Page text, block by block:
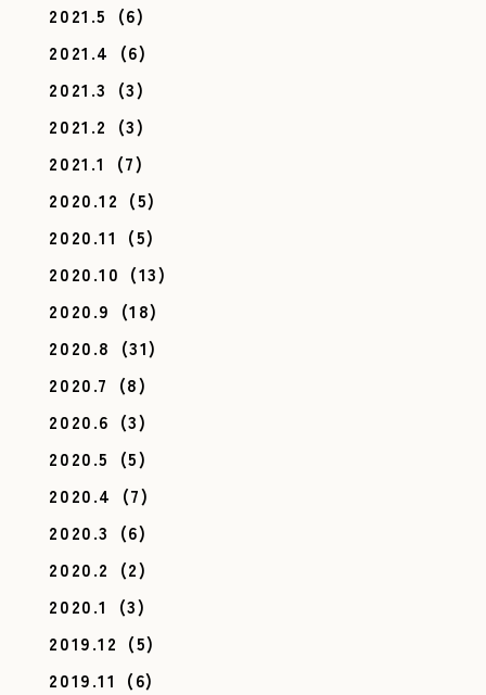
2021.5 (6)
2021.4 (6)
2021.3 (3)
2021.2 (3)
2021.1
(7)
2020.12 (5)
2020.11 (5)
2020.10 (13)
2020.9 (18)
2020.8 (31)
2020.7 (8)
2020.6 (3)
2020.5 (5)
2020.4 (7)
2020.3 (6)
2020.2 (2)
2020.1
(3)
2019.12 (5)
2019.11 (6)